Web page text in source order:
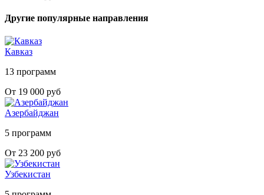
Другие популярные направления
Кавказ
13 программ
От 19 000 руб
Азербайджан
5 программ
От 23 200 руб
Узбекистан